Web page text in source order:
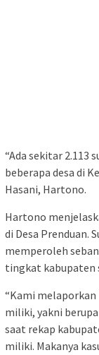
“Ada sekitar 2.113
beberapa desa di
Hasani, Hartono.
Hartono
di Desa Prenduan.
memperoleh
tingkat kabupaten
“Kami melaporkan
miliki, yakni
saat rekap
miliki. Makanya